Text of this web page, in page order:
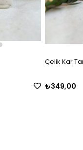
Çelik Kar
₺349,00